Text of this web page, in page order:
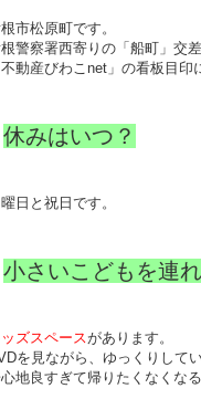
市松原町です。
警察署西寄りの「船町」交
不動産びわこnet」の看板目印
休みはいつ？
曜日と祝日です。
小さいこどもを連
ズスペースがあります。
を見ながら、ゆっくりして
地良すぎて帰りたくなくな